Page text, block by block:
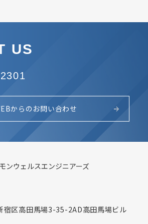
US
からのお問い合わせ
ンウェルスエンジニアーズ
宿区高田馬場3-35-2AD高田馬場ビル